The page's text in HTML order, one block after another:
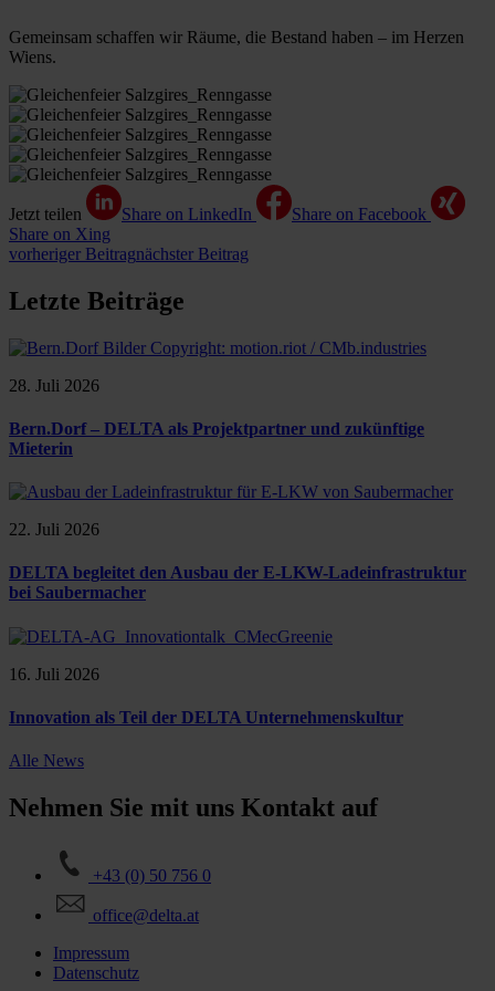
Gemeinsam schaffen wir Räume, die Bestand haben – im Herzen
Wiens.
Jetzt teilen Share on LinkedIn
Share on Facebook
Share on Xing
vorheriger Beitragnächster Beitrag
Letzte Beiträge
28. Juli 2026
Bern.Dorf – DELTA als Projektpartner und zukünftige
Mieterin
22. Juli 2026
DELTA begleitet den Ausbau der E-LKW-Ladeinfrastruktur
bei Saubermacher
16. Juli 2026
Innovation als Teil der DELTA Unternehmenskultur
Alle News
Nehmen Sie mit uns Kontakt auf
+43 (0) 50 756 0
office@delta.at
Impressum
Datenschutz